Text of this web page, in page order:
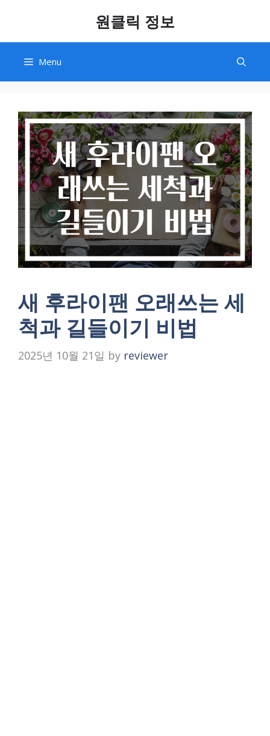
content
원클릭 정보
Menu
새 후라이팬 오래쓰는 세
척과 길들이기 비법
2025년 10월 21일 by reviewer